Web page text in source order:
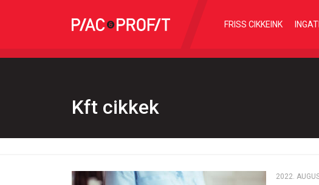
FRISS CIKKEINK
Kft cikkek
2022.